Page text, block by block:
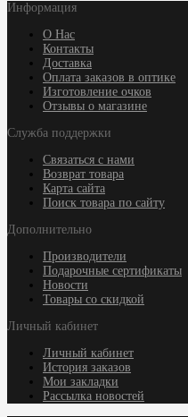
Информация
О Нас
Контакты
Доставка
Оплата заказов в оптике
Изготовление очков
Отзывы о магазине
Служба поддержки
Связаться с нами
Возврат товара
Карта сайта
Поиск товара по сайту
Дополнительно
Производители
Подарочные сертификаты
Новости
Товары со скидкой
Личный кабинет
Личный кабинет
История заказов
Мои закладки
Рассылка новостей